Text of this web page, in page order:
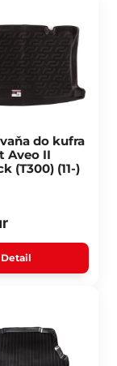
do kufra
Aveo II
(T300) (11-)
Detail